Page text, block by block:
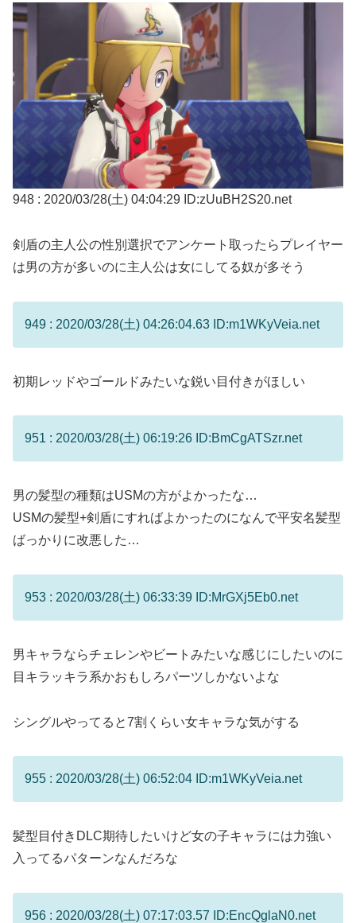
948 : 2020/03/28(土) 04:04:29 ID:zUuBH2S20.net
剣盾の主人公の性別選択でアンケート取ったらプレイヤー
は男の方が多いのに主人公は女にしてる奴が多そう
949 : 2020/03/28(土) 04:26:04.63 ID:m1WKyVeia.net
初期レッドやゴールドみたいな鋭い目付きがほしい
951 : 2020/03/28(土) 06:19:26 ID:BmCgATSzr.net
男の髪型の種類はUSMの方がよかったな…
USMの髪型+剣盾にすればよかったのになんで平安名髪型
ばっかりに改悪した…
953 : 2020/03/28(土) 06:33:39 ID:MrGXj5Eb0.net
男キャラならチェレンやビートみたいな感じにしたいのに
目キラッキラ系かおもしろパーツしかないよな
シングルやってると7割くらい女キャラな気がする
955 : 2020/03/28(土) 06:52:04 ID:m1WKyVeia.net
髪型目付きDLC期待したいけど女の子キャラには力強い
入ってるパターンなんだろな
956 : 2020/03/28(土) 07:17:03.57 ID:EncQglaN0.net